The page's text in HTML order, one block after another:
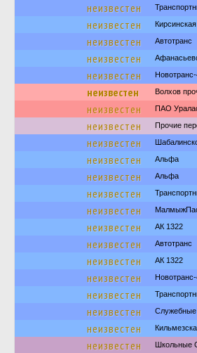
неизвестен
неизвестен
неизвестен Автотранс
неизвестен
неизвестен
неизвестен Волхов
неизвестен ПАО
неизвестен Прочие
неизвестен
неизвестен Альфа
неизвестен Альфа
неизвестен
неизвестен
неизвестен АК 1322
неизвестен Автотранс
неизвестен АК 1322
неизвестен
неизвестен
неизвестен Служебные
неизвестен
неизвестен Школьные